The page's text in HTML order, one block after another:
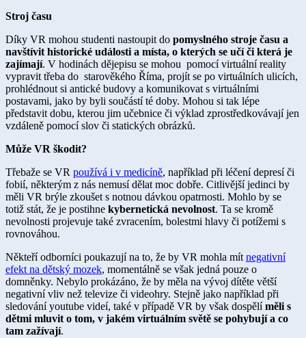
Stroj času
Díky VR mohou studenti nastoupit do pomyslného stroje času a
navštívit historické události a místa, o kterých se učí či která je
zajímají. V hodinách dějepisu se mohou pomocí virtuální reality
vypravit třeba do starověkého Říma, projít se po virtuálních ulicích,
prohlédnout si antické budovy a komunikovat s virtuálními
postavami, jako by byli součástí té doby. Mohou si tak lépe
představit dobu, kterou jim učebnice či výklad zprostředkovávají jen
vzdáleně pomocí slov či statických obrázků.
Může VR škodit?
Třebaže se VR používá i v medicíně, například při léčení depresí či
fobií, některým z nás nemusí dělat moc dobře. Citlivější jedinci by
měli VR brýle zkoušet s notnou dávkou opatrnosti. Mohlo by se
totiž stát, že je postihne kybernetická nevolnost. Ta se kromě
nevolnosti projevuje také zvracením, bolestmi hlavy či potížemi s
rovnováhou.
Někteří odborníci poukazují na to, že by VR mohla mítnegativní
efekt na dětský mozek, momentálně se však jedná pouze o
domněnky. Nebylo prokázáno, že by měla na vývoj dítěte větší
negativní vliv než televize či videohry. Stejně jako například při
sledování youtube videí, také v případě VR by však dospělíměli s
dětmi mluvit o tom, v jakém virtuálním světě se pohybují a co
tam zažívají.